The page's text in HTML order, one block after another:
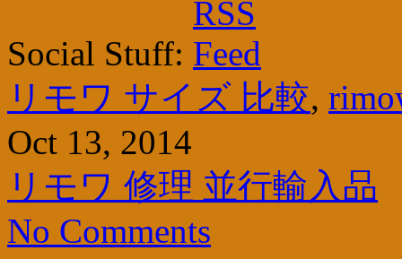
Social Stuff:
リモワ サイズ 比較,
Oct 13, 2014
リモワ 修理 並行輸入品
No Comments